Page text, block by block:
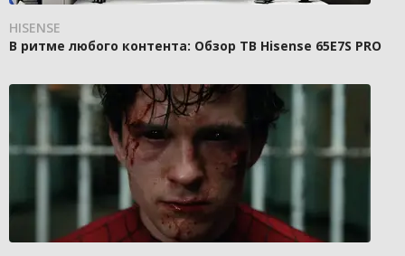
HISENSE
В ритме любого контента: Обзор ТВ Hisense 65E7S PRO